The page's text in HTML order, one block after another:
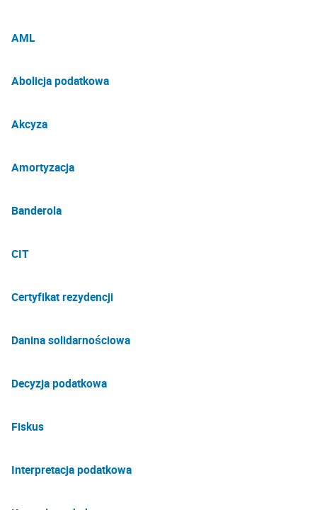
AML
Abolicja podatkowa
Akcyza
Amortyzacja
Banderola
CIT
Certyfikat rezydencji
Danina solidarnościowa
Decyzja podatkowa
Fiskus
Interpretacja podatkowa